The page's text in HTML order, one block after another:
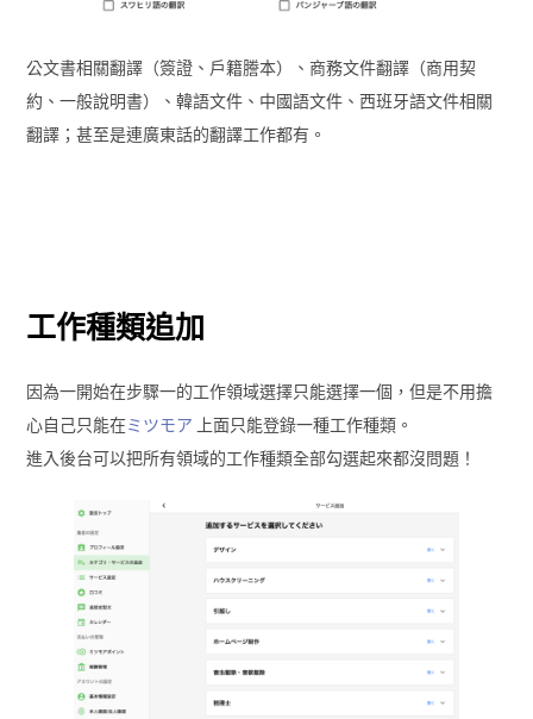
公文書相關翻譯（簽證、戶籍謄本）、商務文件翻譯（商用契
約、一般說明書）、韓語文件、中國語文件、西班牙語文件相關
翻譯；甚至是連廣東話的翻譯工作都有。
工作種類追加
因為一開始在步驟一的工作領域選擇只能選擇一個，但是不用擔
心自己只能在ミツモア 上面只能登錄一種工作種類。
進入後台可以把所有領域的工作種類全部勾選起來都沒問題！